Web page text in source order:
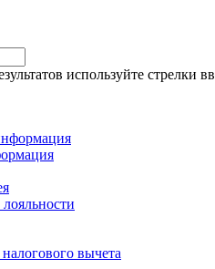
используйте стрелки
вычета